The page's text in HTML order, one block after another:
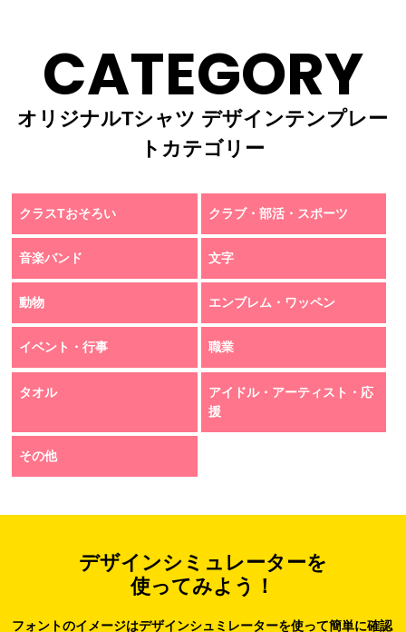
CATEGORY
オリジナルTシャツ デザインテンプレー
トカテゴリー
クラスTおそろい クラブ・部活・スポーツ
音楽バンド 文字
動物 エンブレム・ワッペン
イベント・行事 職業
タオル
アイドル・アーティスト・応
援
その他
デザインシミュレーターを
使ってみよう！
フォントのイメージはデザインシュミレーターを使って簡単に確認